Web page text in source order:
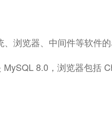
浏览器、中间件等软件
8.0，浏览器包括